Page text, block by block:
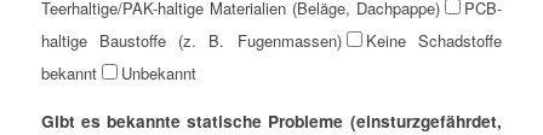
Teerhaltige/PAK-haltige Materialien (Beläge, Dachpappe)
PCB-
haltige Baustoffe (z. B. Fugenmassen)
Keine Schadstoffe
bekannt
Unbekannt
Gibt es bekannte statische Probleme (einsturzgefährdet,